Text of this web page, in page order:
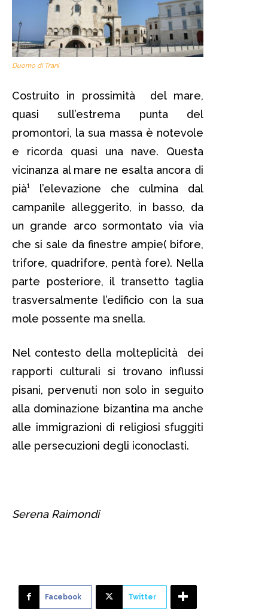
Duomo di Trani
Costruito in prossimità del mare,
quasi sull’estrema punta del
promontori, la sua massa è notevole
e ricorda quasi una nave. Questa
vicinanza al mare ne esalta ancora di
pià¹ l’elevazione che culmina dal
campanile alleggerito, in basso, da
un grande arco sormontato via via
che si sale da finestre ampie( bifore,
trifore, quadrifore, pentà fore). Nella
parte posteriore, il transetto taglia
trasversalmente l’edificio con la sua
mole possente ma snella.
Nel contesto della molteplicità dei
rapporti culturali si trovano influssi
pisani, pervenuti non solo in seguito
alla dominazione bizantina ma anche
alle immigrazioni di religiosi sfuggiti
alle persecuzioni degli iconoclasti.
Serena Raimondi
Facebook Twitter